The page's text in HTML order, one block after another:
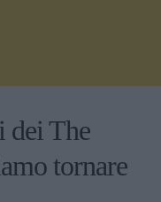
dei The
tornare